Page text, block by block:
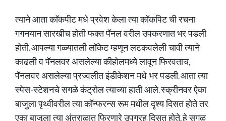
त्याने आता काॅकपीट मधे प्रवेश केला त्या कॉकपिट ची रचना
गगनयान सारखीच होती फक्त पॅनल वरील उपकरणात भर पडली
होती. आपल्या गळ्यातली लॉकेट म्हणून लटकवलेली चावी त्याने
काढली व पॅनलवर असलेल्या कीहोलमध्ये लावून फिरवताच,
पॅनलवर असलेल्या प्रज्वलीत इंडीकेशन मधे भर पडली. आता त्या
स्पेस-स्टेशनचे सगळे कंट्रोल त्याच्या हाती आले. स्क्रीनवर ऐका
बाजुला पृथ्वीवरील त्या कॉन्फरन्स रूम मधील दृश्य दिसत होते तर